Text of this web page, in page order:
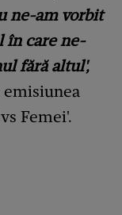
ne-am vorbit
în care ne-
fără altul',
emisiunea
Femei'.